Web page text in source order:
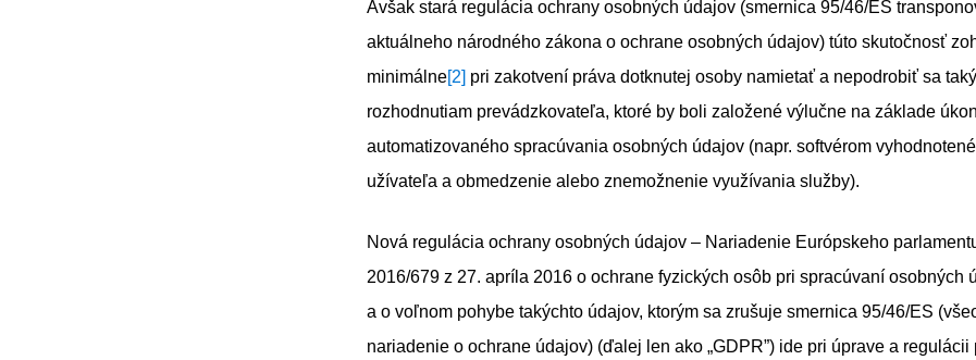
Avšak stará regulácia ochrany osobných údajov (smernica 95/46/ES
aktuálneho národného zákona o ochrane osobných údajov) túto skutočnosť
minimálne[2] pri zakotvení práva dotknutej osoby namietať a nepodrobiť sa
rozhodnutiam prevádzkovateľa, ktoré by boli založené výlučne na základe
automatizovaného spracúvania osobných údajov (napr. softvérom
užívateľa a obmedzenie alebo znemožnenie využívania služby).
Nová regulácia ochrany osobných údajov – Nariadenie Európskeho
2016/679 z 27. apríla 2016 o ochrane fyzických osôb pri spracúvaní osobných
a o voľnom pohybe takýchto údajov, ktorým sa zrušuje smernica 95/46/ES
nariadenie o ochrane údajov) (ďalej len ako „GDPR”) ide pri úprave a regulácii